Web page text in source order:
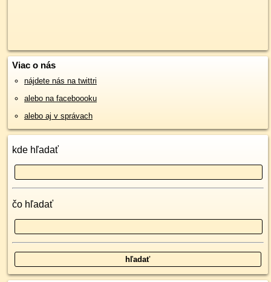
Viac o nás
nájdete nás na twittri
alebo na faceboooku
alebo aj v správach
kde hľadať
čo hľadať